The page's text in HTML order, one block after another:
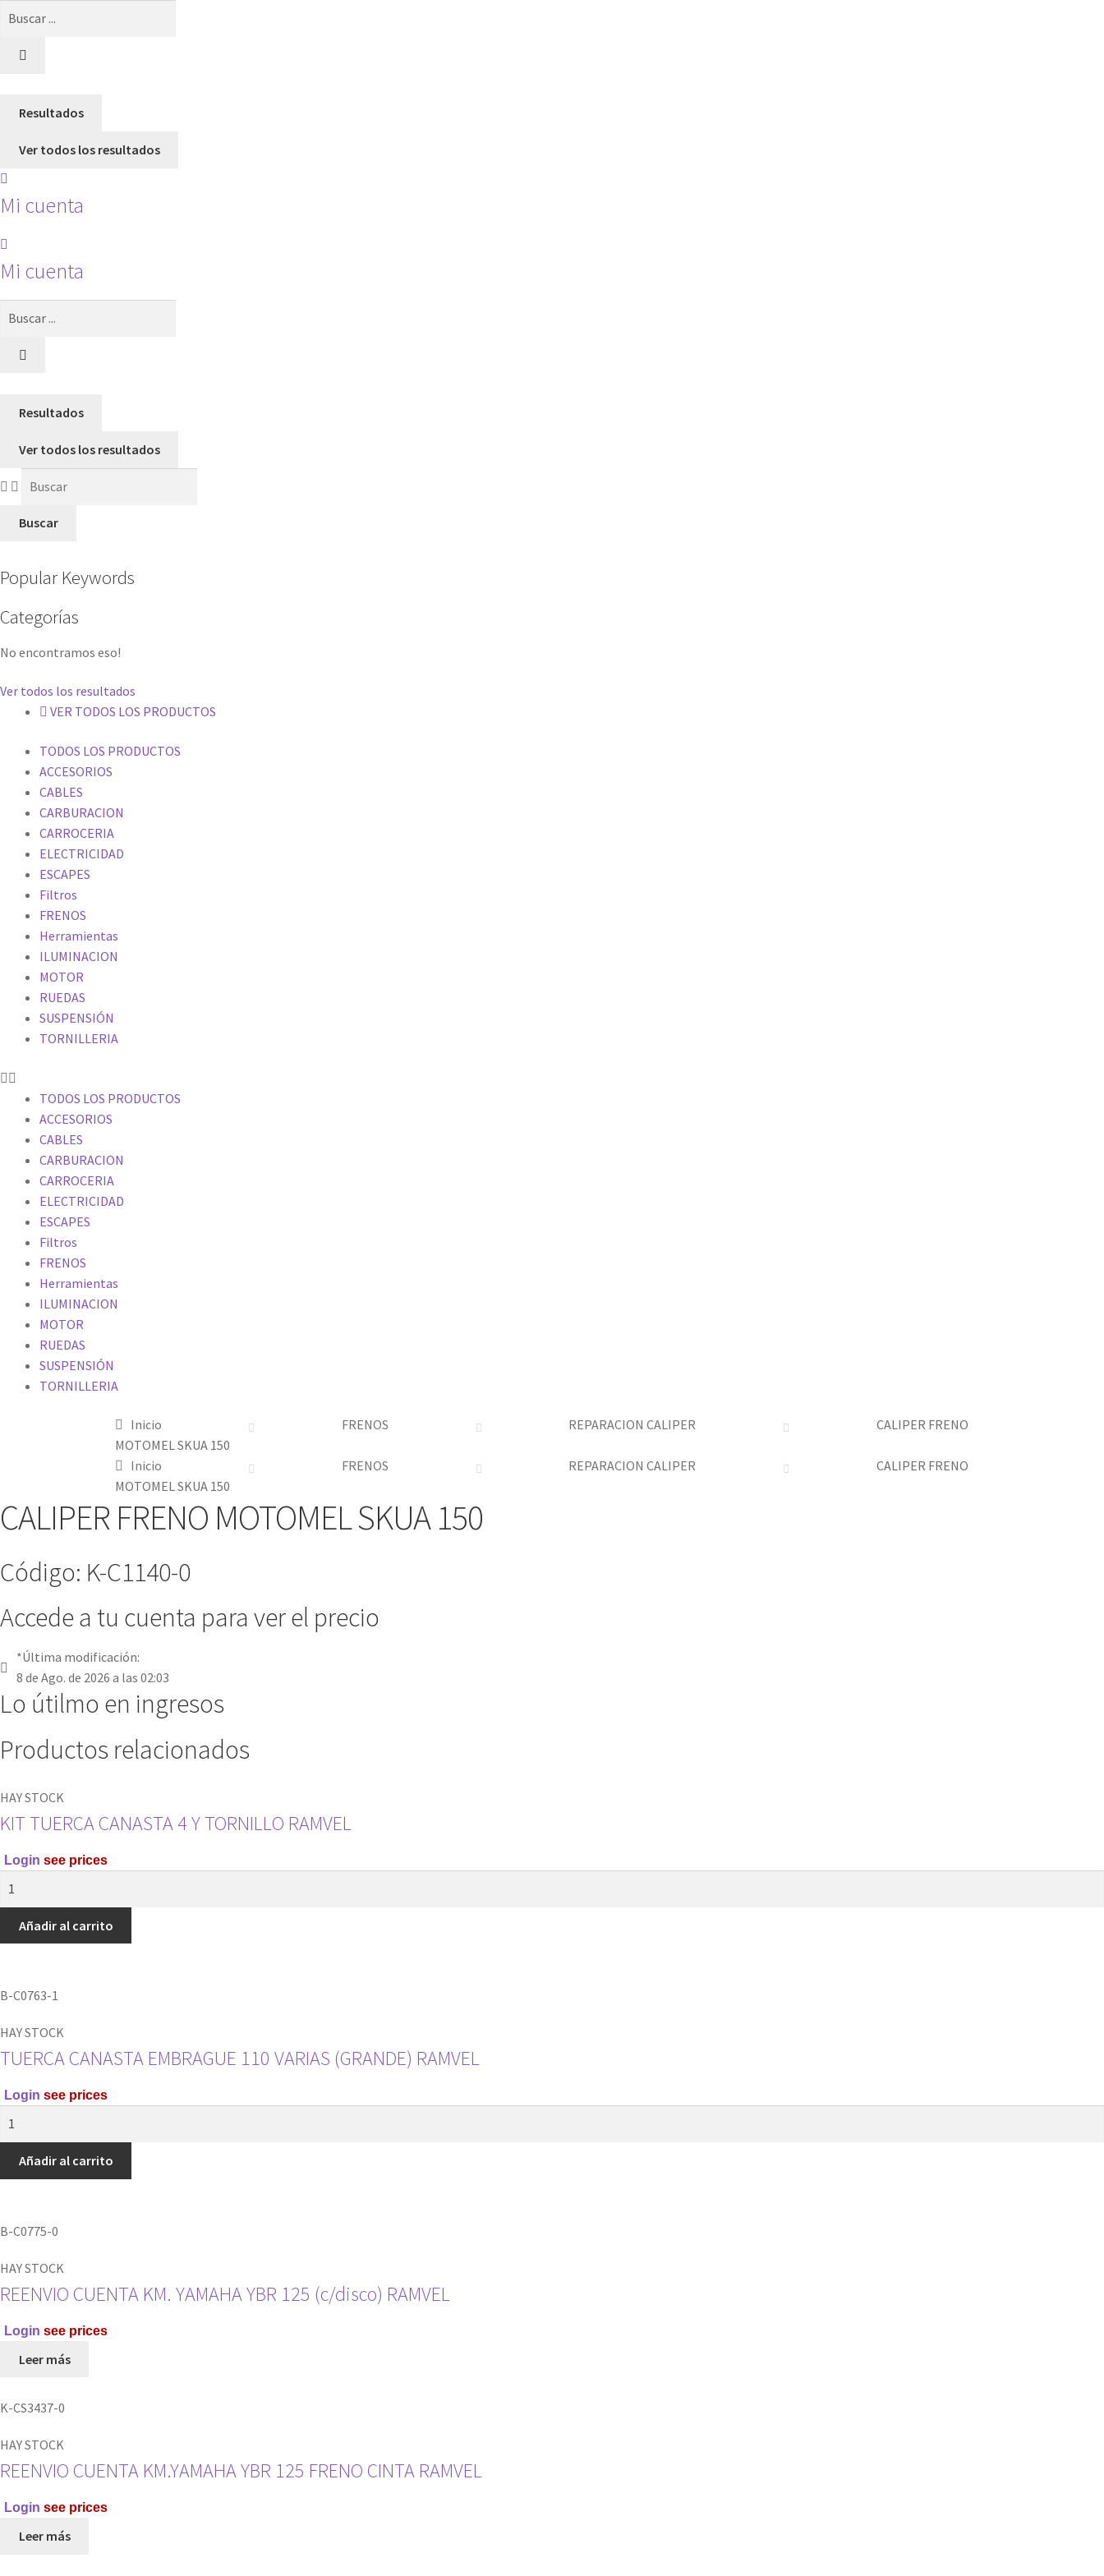
Resultados
Ver todos los resultados
Mi cuenta
Mi cuenta
Resultados
Ver todos los resultados
Buscar
Popular Keywords
Categorías
No encontramos eso!
Ver todos los resultados
VER TODOS LOS PRODUCTOS
TODOS LOS PRODUCTOS
ACCESORIOS
CABLES
CARBURACION
CARROCERIA
ELECTRICIDAD
ESCAPES
Filtros
FRENOS
Herramientas
ILUMINACION
MOTOR
RUEDAS
SUSPENSIÓN
TORNILLERIA
TODOS LOS PRODUCTOS
ACCESORIOS
CABLES
CARBURACION
CARROCERIA
ELECTRICIDAD
ESCAPES
Filtros
FRENOS
Herramientas
ILUMINACION
MOTOR
RUEDAS
SUSPENSIÓN
TORNILLERIA
Inicio FRENOS REPARACION CALIPER
CALIPER FRENO
MOTOMEL SKUA 150
Inicio
FRENOS REPARACION CALIPER
CALIPER FRENO
MOTOMEL SKUA 150
CALIPER FRENO MOTOMEL SKUA 150
Código: K-C1140-0
Accede a tu cuenta para ver el precio
*Última modificación:
8 de Ago. de 2026 a las 02:03
Lo útilmo en ingresos
Productos relacionados
B-C0763-1
HAY STOCK
KIT TUERCA CANASTA 4 Y TORNILLO RAMVEL
Login see prices
CANASTA
4
RAMVEL
Añadir al carrito
B-C0775-0
HAY STOCK
TUERCA CANASTA EMBRAGUE 110 VARIAS (GRANDE) RAMVEL
Login see prices
EMBRAGUE
110
RAMVEL
Añadir al carrito
K-CS3437-0
HAY STOCK
REENVIO CUENTA KM. YAMAHA YBR 125 (c/disco) RAMVEL
Login see prices
Leer más
HAY STOCK
REENVIO CUENTA KM.YAMAHA YBR 125 FRENO CINTA RAMVEL
Login see prices
Leer más